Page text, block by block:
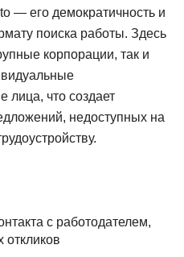
— его демократичность и
поиска работы. Здесь
корпорации, так и
лица, что создает
недоступных на
с работодателем,